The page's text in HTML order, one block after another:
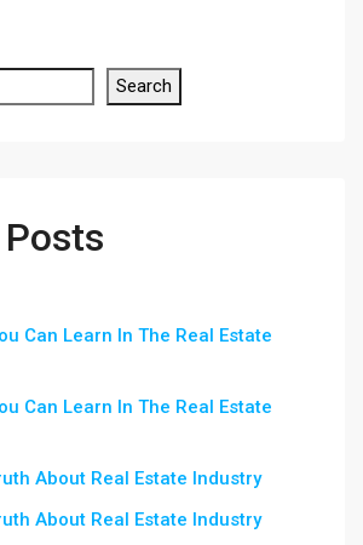
Search
Can Learn In The Real Estate
Can Learn In The Real Estate
About Real Estate Industry
About Real Estate Industry